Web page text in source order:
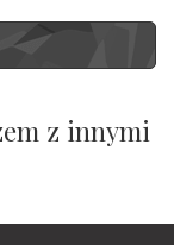
z innymi